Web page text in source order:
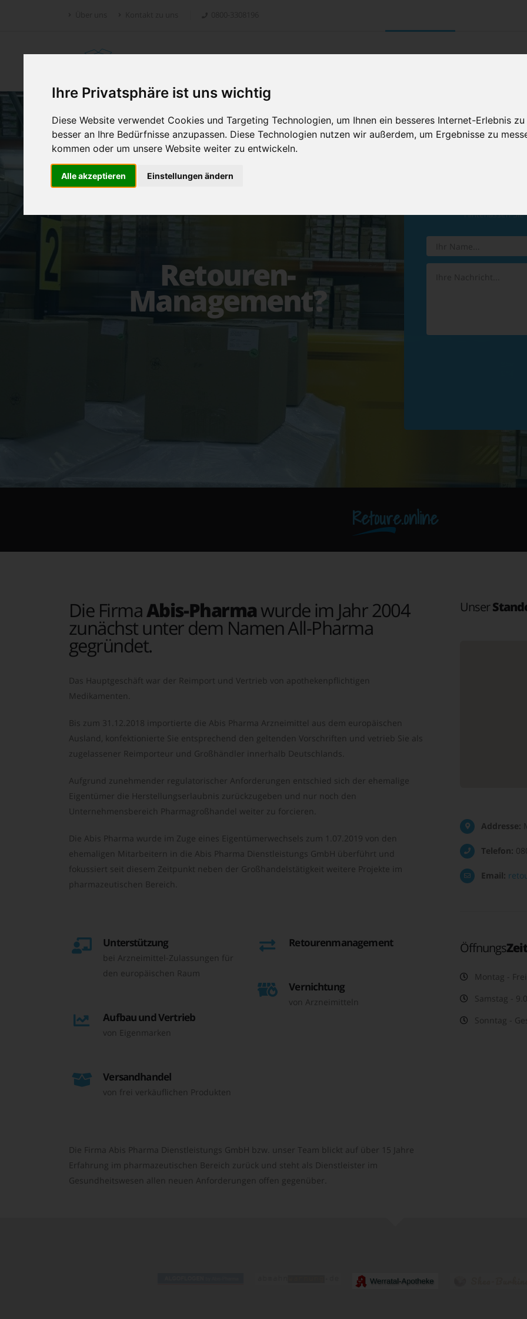
Ihre Privatsphäre ist uns wichtig
Diese Website verwendet Cookies und Targeting Technologien, um Ihnen ein besseres Internet-Erlebnis
besser an Ihre Bedürfnisse anzupassen. Diese Technologien nutzen wir außerdem, um Ergebnisse zu
kommen oder um unsere Website weiter zu entwickeln.
Alle akzeptieren Einstellungen ändern
Retoure.online
Retouren-
Management?
Hinterlassen
Retoure.online
Die FirmaAbis-Pharmawurde im Jahr 2004
zunächst unter dem Namen All-Pharma
gegründet.
Das Hauptgeschäft war der Reimport und Vertrieb von apothekenpflichtigen
Medikamenten.
Bis zum 31.12.2018 importierte die Abis Pharma Arzneimittel aus dem europäischen
Ausland, konfektionierte Sie entsprechend den geltenden Vorschriften und vetrieb Sie als
zugelassener Reimporteur und Großhändler innerhalb Deutschlands.
Aufgrund zunehmender regulatorischer Anforderungen entschied sich der ehemalige
Eigentümer die Herstellungserlaubnis zurückzugeben und nur noch den
Unternehmensbereich Pharmagroßhandel weiter zu forcieren.
Die Abis Pharma wurde im Zuge eines Eigentümerwechsels zum 1.07.2019 von den
ehemaligen Mitarbeitern in die Abis Pharma Dienstleistungs GmbH überführt und
fokussiert seit diesem Zeitpunkt neben der Großhandelstätigkeit weitere Projekte im
pharmazeutischen Bereich.
Unterstützung
bei Arzneimittel-Zulassungen für
den europäischen Raum
Aufbau und Vertrieb
von Eigenmarken
Versandhandel
von frei verkäuflichen Produkten
Retourenmanagement
Vernichtung
von Arzneimitteln
Die Firma Abis Pharma Dienstleistungs GmbH bzw. unser Team blickt auf über 15 Jahre
Erfahrung im pharmazeutischen Bereich zurück und steht als Dienstleister im
Gesundheitswesen allen neuen Anforderungen offen gegenüber.
Unser
Addresse:
Telefon:
Email:
Öffnungs
Montag -
Samstag -
Sonntag -